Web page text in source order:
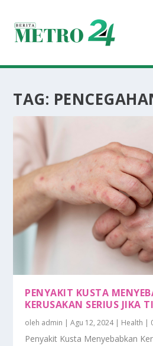
TAG:
PENYAKIT KUSTA
KERUSAKAN SERIUS JIKA
oleh admin |Agu 12, 2024| Health |
Penyakit Kusta Menyebabkan